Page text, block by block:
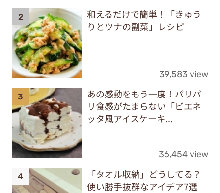
和えるだけで簡単！「きゅう
りとツナの副菜」レシピ
39,583 view
あの感動をもう一度！パリパ
リ食感がたまらない「ビエネ
ッタ風アイスケーキ...
36,454 view
「タオル収納」どうしてる？
使い勝手抜群なアイデア7選